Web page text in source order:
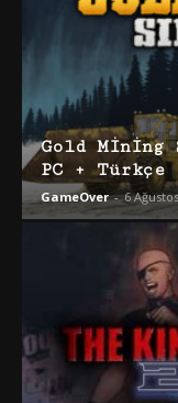
Gold
PC + Türkçe
GameOver - 6